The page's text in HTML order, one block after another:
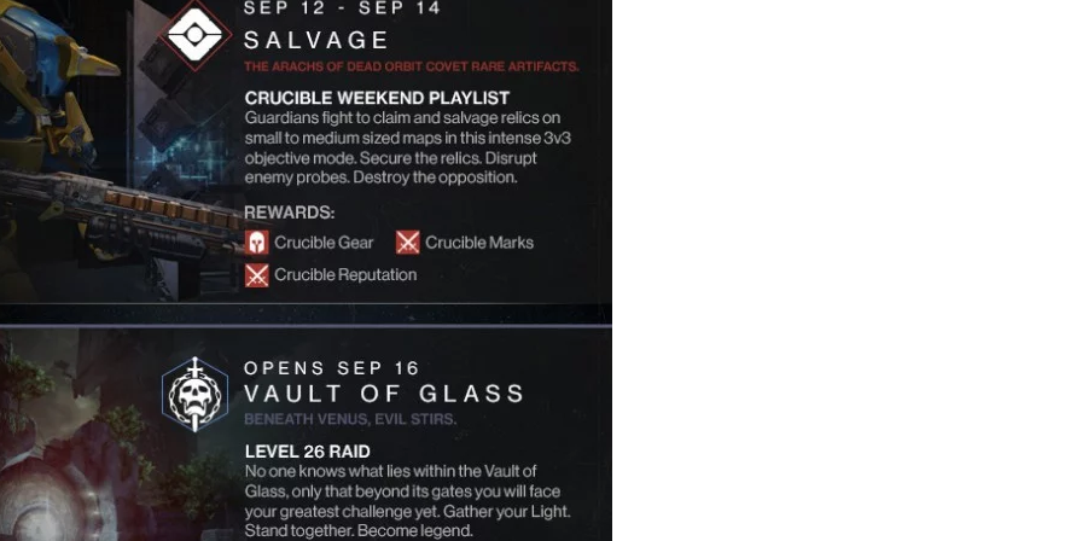
Access+ Par plateforme
PS4
PS5
Switch
XBox One